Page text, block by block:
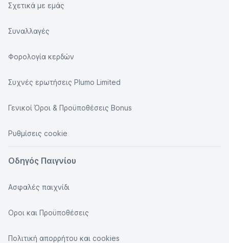
Σχετικά με εμάς
Συναλλαγές
Φορολογία κερδών
Συχνές ερωτήσεις Plumo Limited
Γενικοί Όροι & Προϋποθέσεις Bonus
Ρυθμίσεις cookie
Οδηγός Παιγνίου
Ασφαλές παιχνίδι
Οροι και Προϋποθέσεις
Πολιτική απορρήτου και cookies